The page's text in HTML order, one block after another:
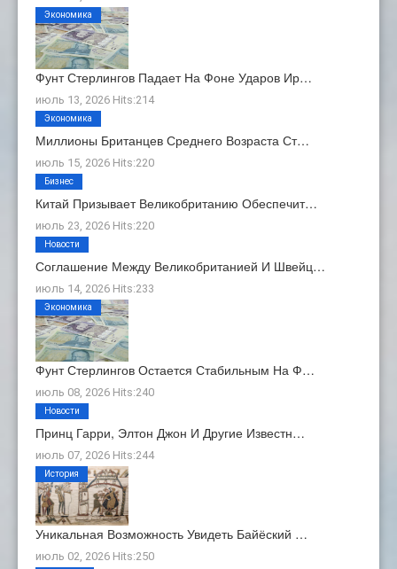
Фунт Стерлингов Падает На Фоне Ударов Ир…
июль 13, 2026 Hits:214
Экономика
Миллионы Британцев Среднего Возраста Ст…
июль 15, 2026 Hits:220
Экономика
Китай Призывает Великобританию Обеспечит…
июль 23, 2026 Hits:220
Бизнес
Соглашение Между Великобританией И Швейц…
июль 14, 2026 Hits:233
Новости
Фунт Стерлингов Остается Стабильным На Ф…
июль 08, 2026 Hits:240
Экономика
Принц Гарри, Элтон Джон И Другие Известн…
июль 07, 2026 Hits:244
Новости
Уникальная Возможность Увидеть Байёский …
июль 02, 2026 Hits:250
История